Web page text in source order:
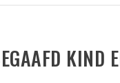
KIND